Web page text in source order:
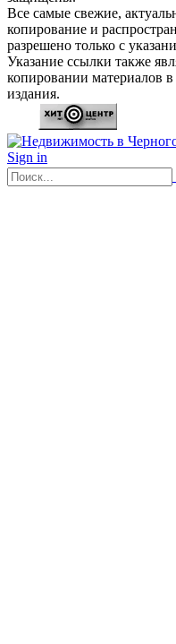
Все самые свежие,
копирование и
разрешено только с
Указание ссылки также
копировании материалов
издания.
Sign in